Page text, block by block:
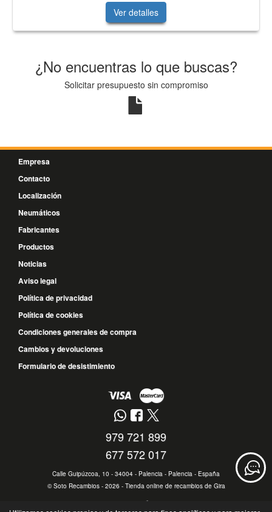
Ver detalles
¿No encuentras lo que buscas?
Solicitar presupuesto sin compromiso
Empresa
Contacto
Localización
Neumáticos
Fabricantes
Productos
Noticias
Aviso legal
Política de privacidad
Política de cookies
Condiciones generales de compra
Cambios y devoluciones
Formulario de desistimiento
979 721 899
677 572 017
Calle Guipúzcoa, 10 - 34004 - Palencia - Palencia - España
©Soto Recambios- 2026 - Tienda online de recambios de Gira